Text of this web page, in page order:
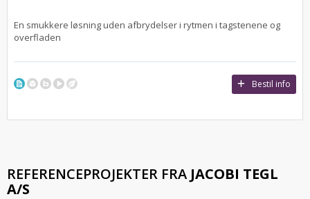
En smukkere løsning uden afbrydelser i rytmen i tagstenene og
overfladen
Bestil info
REFERENCEPROJEKTER FRA JACOBI TEGL
A/S